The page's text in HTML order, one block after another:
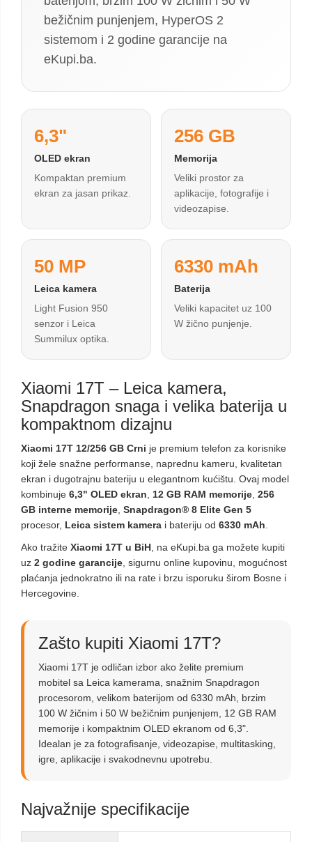
bežičnim punjenjem, HyperOS 2
sistemom i 2 godine garancije na
eKupi.ba.
6,3"
OLED ekran
Kompaktan premium
ekran za jasan prikaz.
256 GB
Memorija
Veliki prostor za
aplikacije, fotografije i
videozapise.
50 MP
Leica kamera
Light Fusion 950
senzor i Leica
Summilux optika.
6330 mAh
Baterija
Veliki kapacitet uz 100
W žično punjenje.
Xiaomi 17T – Leica kamera,
Snapdragon snaga i velika baterija u
kompaktnom dizajnu
Xiaomi 17T 12/256 GB Crni je premium telefon za korisnike
koji žele snažne performanse, naprednu kameru, kvalitetan
ekran i dugotrajnu bateriju u elegantnom kućištu. Ovaj model
kombinuje 6,3" OLED ekran 12 GB RAM memorije 256
GB interne memorije Snapdragon® 8 Elite Gen 5
procesor, Leica sistem kamera i bateriju od 6330 mAh
Ako tražite Xiaomi 17T u BiH , na eKupi.ba ga možete kupiti
uz 2 godine garancije , sigurnu online kupovinu, mogućnost
plaćanja jednokratno ili na rate i brzu isporuku širom Bosne i
Hercegovine.
Zašto kupiti Xiaomi 17T?
Xiaomi 17T je odličan izbor ako želite premium
mobitel sa Leica kamerama, snažnim Snapdragon
procesorom, velikom baterijom od 6330 mAh, brzim
100 W žičnim i 50 W bežičnim punjenjem, 12 GB RAM
memorije i kompaktnim OLED ekranom od 6,3".
Idealan je za fotografisanje, videozapise, multitasking,
igre, aplikacije i svakodnevnu upotrebu.
Najvažnije specifikacije